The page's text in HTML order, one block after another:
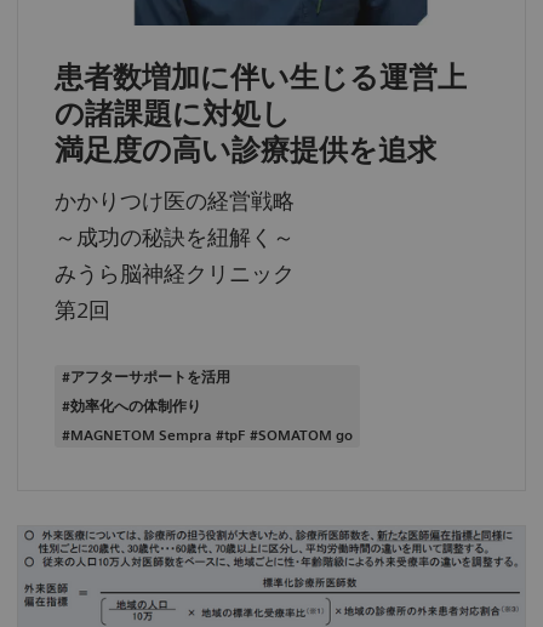
患者数増加に伴い生じる運営上
の諸課題に対処し
満足度の高い診療提供を追求
かかりつけ医の経営戦略
～成功の秘訣を紐解く～
みうら脳神経クリニック
第2回
#アフターサポートを活用
#効率化への体制作り
#MAGNETOM Sempra #tpF #SOMATOM go